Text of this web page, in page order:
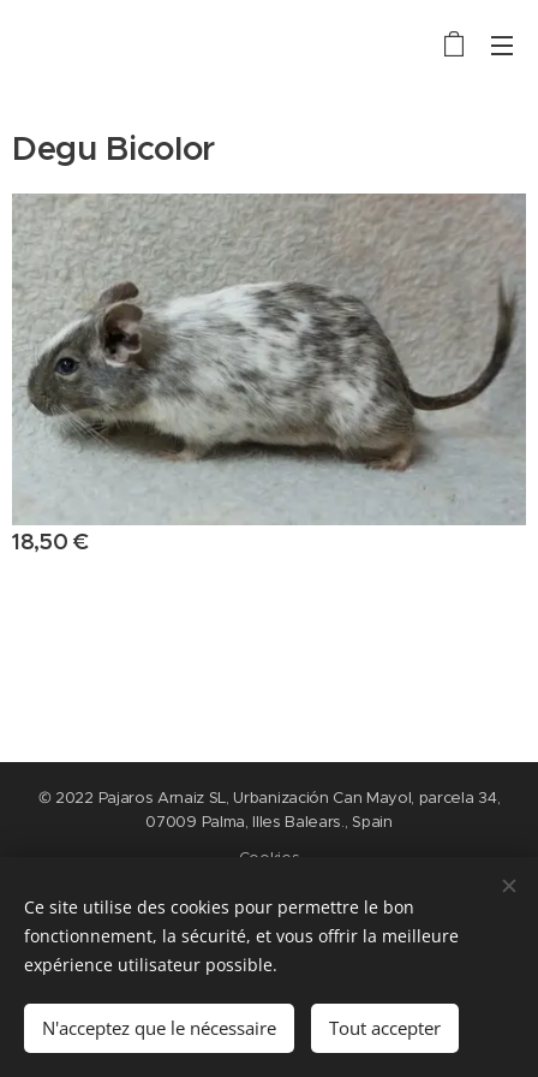
Degu Bicolor
18,50 €
Ajouter au panier
© 2022 Pajaros Arnaiz SL, Urbanización Can Mayol, parcela 34,
07009 Palma, Illes Balears., Spain
Cookies
Langues
Nederlands
English Español Français
Ce site utilise des cookies pour permettre le bon
fonctionnement, la sécurité, et vous offrir la meilleure
expérience utilisateur possible.
N'acceptez que le nécessaire Tout accepter